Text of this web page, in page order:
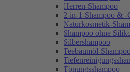
Herren-Shampoo
2-in-1-Shampoo & -
Naturkosmetik-
Shampoo ohne
Silbershampoo
Teebaumöl-Shampoo
Tönungsshampoo